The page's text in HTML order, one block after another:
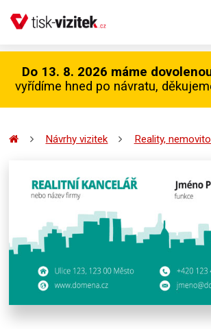
Do 13. 8. 2026 máme
vyřídíme hned po návratu,
Návrhy vizitek Reality,